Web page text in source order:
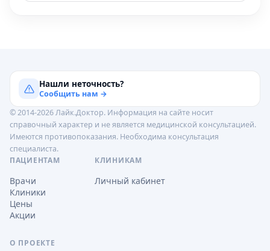
Нашли неточность?
Сообщить нам →
© 2014-2026 Лайк.Доктор. Информация на сайте носит
справочный характер и не является медицинской консультацией.
Имеются противопоказания. Необходима консультация
специалиста.
ПАЦИЕНТАМ
Врачи
Клиники
Цены
Акции
КЛИНИКАМ
Личный кабинет
О ПРОЕКТЕ